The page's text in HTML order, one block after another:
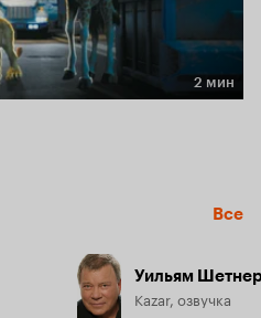
2 мин
Все
Уильям
Kazar, озвучка